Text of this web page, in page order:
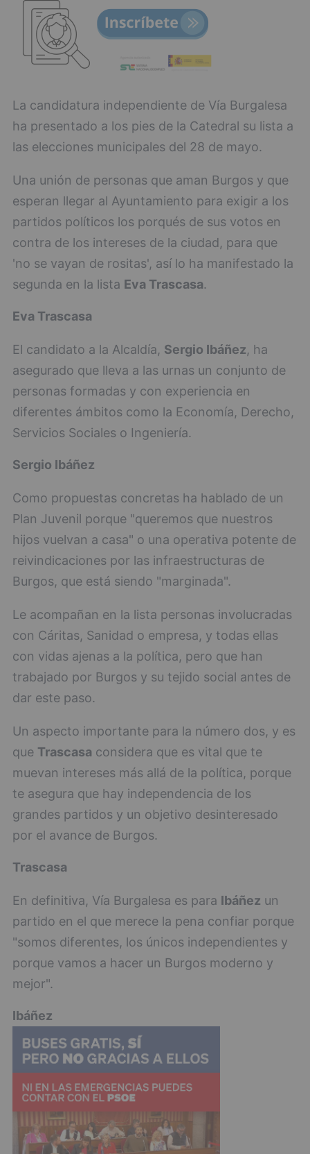
La candidatura independiente de Vía Burgalesa
ha presentado a los pies de la Catedral su lista a
las elecciones municipales del 28 de mayo.
Una unión de personas que aman Burgos y que
esperan llegar al Ayuntamiento para exigir a los
partidos políticos los porqués de sus votos en
contra de los intereses de la ciudad, para que
'no se vayan de rositas', así lo ha manifestado la
segunda en la lista Eva Trascasa.
Eva Trascasa
El candidato a la Alcaldía, Sergio Ibáñez, ha
asegurado que lleva a las urnas un conjunto de
personas formadas y con experiencia en
diferentes ámbitos como la Economía, Derecho,
Servicios Sociales o Ingeniería.
Sergio Ibáñez
Como propuestas concretas ha hablado de un
Plan Juvenil porque "queremos que nuestros
hijos vuelvan a casa" o una operativa potente de
reivindicaciones por las infraestructuras de
Burgos, que está siendo "marginada".
Le acompañan en la lista personas involucradas
con Cáritas, Sanidad o empresa, y todas ellas
con vidas ajenas a la política, pero que han
trabajado por Burgos y su tejido social antes de
dar este paso.
Un aspecto importante para la número dos, y es
que Trascasa considera que es vital que te
muevan intereses más allá de la política, porque
te asegura que hay independencia de los
grandes partidos y un objetivo desinteresado
por el avance de Burgos.
Trascasa
En definitiva, Vía Burgalesa es para Ibáñez un
partido en el que merece la pena confiar porque
"somos diferentes, los únicos independientes y
porque vamos a hacer un Burgos moderno y
mejor".
Ibáñez